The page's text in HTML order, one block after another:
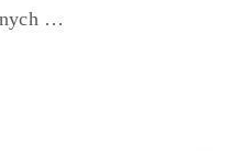
…